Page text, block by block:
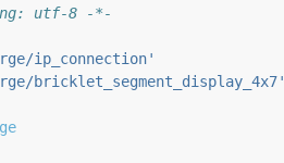
utf-8 -*-
ip_connection'